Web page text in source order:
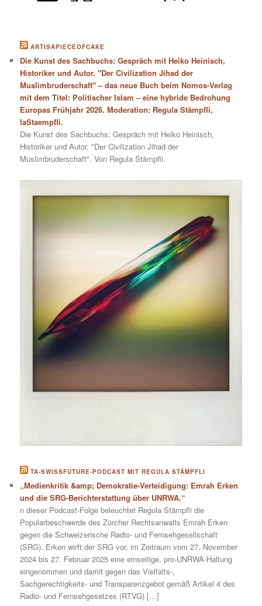
ARTISAPIECEOFCAKE
Die Kunst des Sachbuchs: Gespräch mit Heiko Heinisch,
Historiker und Autor. "Der Civilization Jihad der
Muslimbruderschaft" – das neue Buch beim Nomos-Verlag
mit dem Titel: Politischer Islam – eine hybride Bedrohung
Europas Frühjahr 2026. Moderation: Regula Stämpfli,
laStaempfli.
Die Kunst des Sachbuchs: Gespräch mit Heiko Heinisch,
Historiker und Autor. "Der Civilization Jihad der
Muslimbruderschaft". Von Regula Stämpfli.
TA-SWISSFUTURE-PODCAST MIT REGULA STÄMPFLI
„Medienkritik &amp; Demokratie-Verteidigung: Emrah Erken
und die SRG-Berichterstattung über UNRWA.“
n dieser Podcast-Folge beleuchtet Regula Stämpfli die
Popularbeschwerde des Zürcher Rechtsanwalts Emrah Erken
gegen die Schweizerische Radio- und Fernsehgesellschaft
(SRG). Erken wirft der SRG vor, im Zeitraum vom 27. November
2024 bis 27. Februar 2025 eine einseitige, pro-UNRWA-Haltung
eingenommen und damit gegen das Vielfalts-,
Sachgerechtigkeits- und Transparenzgebot gemäß Artikel 4 des
Radio- und Fernsehgesetzes (RTVG) […]